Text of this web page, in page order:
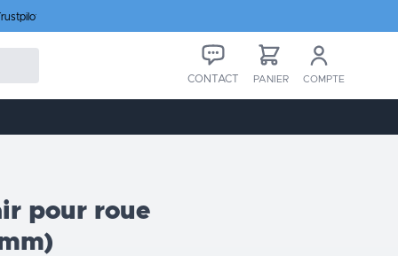
CONTACT PANIER COMPTE
pour roue